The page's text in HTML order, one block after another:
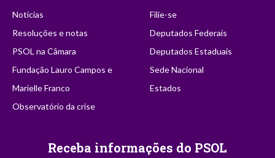
Notícias
Resoluções e notas
PSOL na Câmara
Fundação Lauro Campos e
Marielle Franco
Observatório da crise
Filie-se
Deputados Federais
Deputados Estaduais
Sede Nacional
Estados
Receba informações do PSOL